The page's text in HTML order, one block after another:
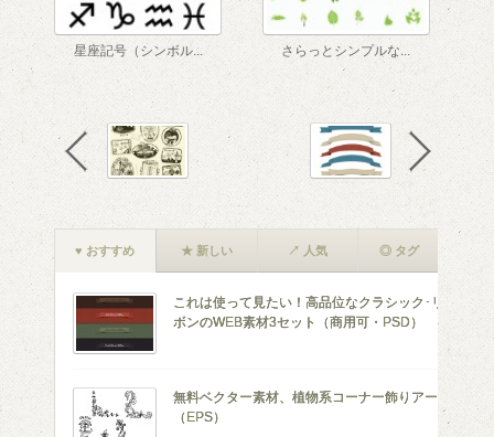
星座記号（シンボル... さらっとシンプルな...
♥ おすすめ ★ 新しい ↗ 人気 ◎ タグ
これは使って見たい！高品位なクラシック･リ
ボンのWEB素材3セット（商用可・PSD）
無料ベクター素材、植物系コーナー飾りアート
（EPS）